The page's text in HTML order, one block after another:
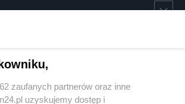
zaufanych partnerów oraz inne
uzyskujemy dostęp i